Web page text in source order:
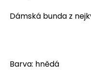
Dámská bunda z
Barva: hnědá